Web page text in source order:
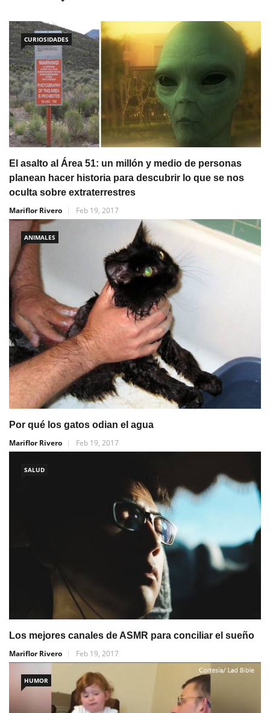
CURIOSIDADES
El asalto al Área 51: un millón y medio de personas
planean hacer historia para descubrir lo que se nos
oculta sobre extraterrestres
Mariflor Rivero
Feb 19, 2017
ANIMALES
Por qué los gatos odian el agua
Mariflor Rivero
Feb 19, 2017
SALUD
Los mejores canales de ASMR para conciliar el sueño
Mariflor Rivero
Feb 19, 2017
HUMOR